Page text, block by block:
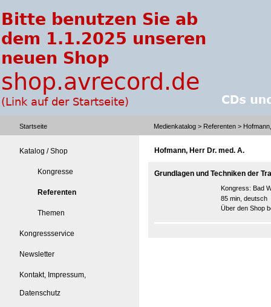
Startseite Medienkatalog > Referenten >
Katalog / Shop
Kongresse
Referenten
Themen
Kongressservice
Newsletter
Kontakt, Impressum,
Datenschutz
Hofmann, Herr Dr. med. A.
Grundlagen und Techniken der
Kongress: Bad
85 min, deutsch
Über den Shop